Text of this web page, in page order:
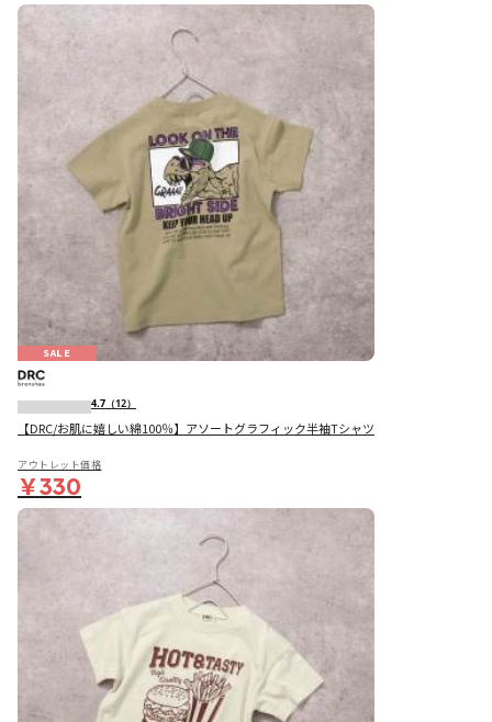
SALE
4.7 （12）
【DRC/お肌に嬉しい綿100％】アソートグラフィック半袖Tシャツ
アウトレット価格
￥330